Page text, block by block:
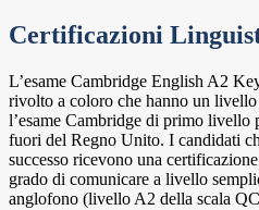
Certificazioni
L’esame Cambridge English A2
rivolto a coloro che hanno un
l’esame Cambridge di primo livello
fuori del Regno Unito. I candidati
successo ricevono una
grado di comunicare a livello
anglofono (livello A2 della scala